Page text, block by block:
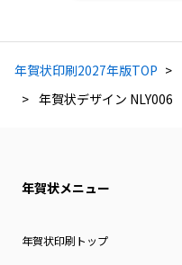
年賀状印刷2027年版TOP
年賀状デザイン NLY006
年賀状メニュー
年賀状印刷トップ